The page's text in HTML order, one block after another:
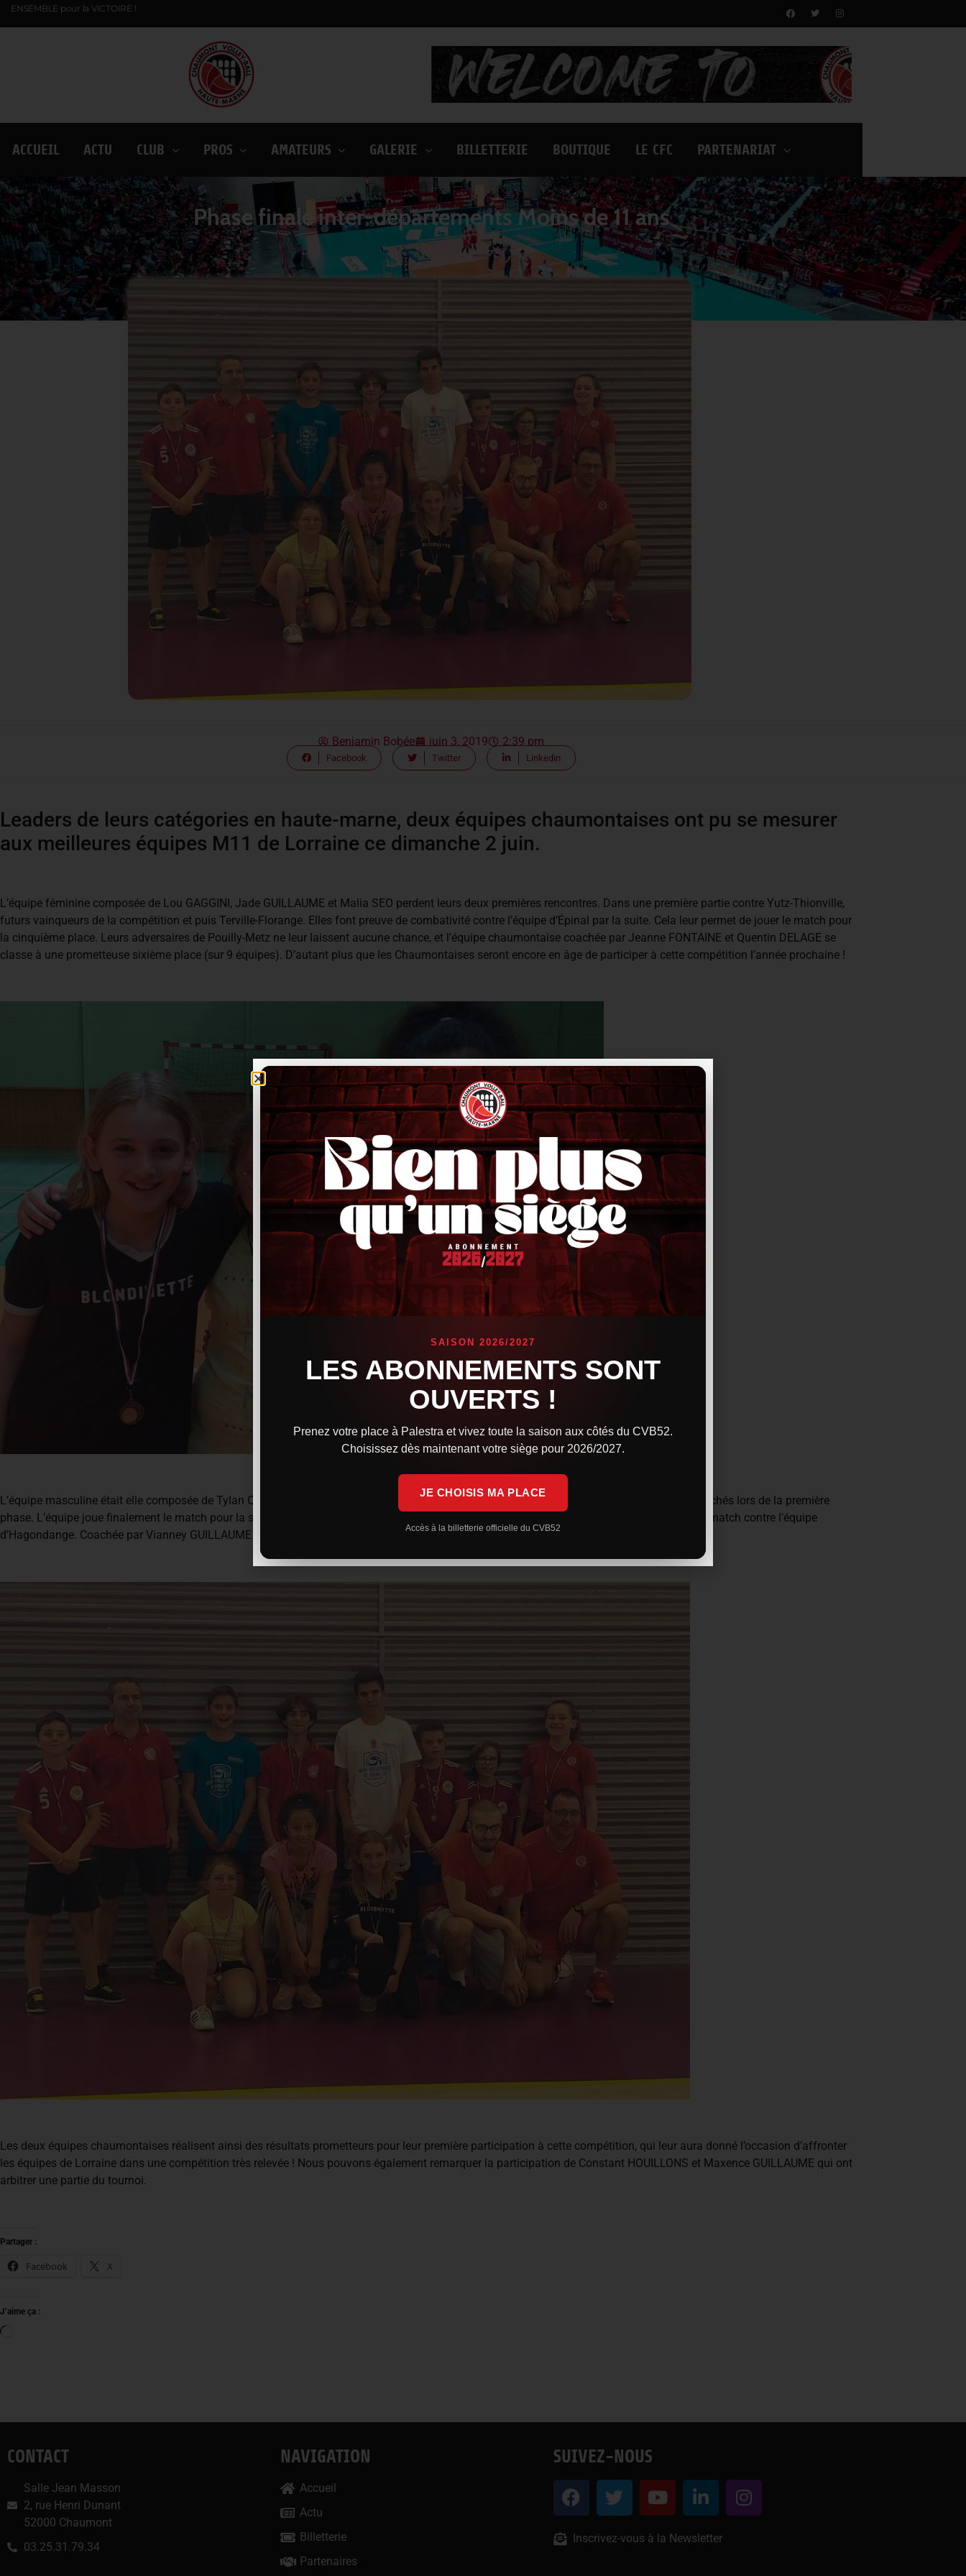
ENSEMBLE pour la VICTOIRE !
ACCUEIL ACTU CLUB PROS AMATEURS GALERIE BILLETTERIE BOUTIQUE LE CFC PARTENARIAT
Phase finale inter-départements Moins de 11 ans
Benjamin Bobée juin 3, 2019 2:39 pm
Facebook Twitter Linkedin
Leaders de leurs catégories en haute-marne, deux équipes chaumontaises ont pu se mesurer
aux meilleures équipes M11 de Lorraine ce dimanche 2 juin.
L’équipe féminine composée de Lou GAGGINI, Jade GUILLAUME et Malia SEO perdent leurs deux premières rencontres. Dans une première partie contre Yutz-Thionville,
futurs vainqueurs de la compétition et puis Terville-Florange. Elles font preuve de combativité contre l’équipe d’Épinal par la suite. Cela leur permet de jouer le match pour
la cinquième place. Leurs adversaires de Pouilly-Metz ne leur laissent aucune chance, et l’équipe chaumontaise coachée par Jeanne FONTAINE et Quentin DELAGE se
classe à une prometteuse sixième place (sur 9 équipes). D’autant plus que les Chaumontaises seront encore en âge de participer à cette compétition l’année prochaine !
L’équipe masculine était elle composée de Tylan OSMANAJ, Émilien HOUILLONS et Anicet LAMBERT. Malgré de nombreux matchs très accrochés lors de la première
phase. L’équipe joue finalement le match pour la septième place (sur 8 équipes) en fin de journée. Les Chaumontais maîtrisent largement ce match contre l’équipe
d’Hagondange. Coachée par Vianney GUILLAUME et Emmanuel LAMBERT, l’équipe prend donc la septième place du tournoi.
Les deux équipes chaumontaises réalisent ainsi des résultats prometteurs pour leur première participation à cette compétition, qui leur aura donné l’occasion d’affronter
les équipes de Lorraine dans une compétition très relevée ! Nous pouvons également remarquer la participation de Constant HOUILLONS et Maxence GUILLAUME qui ont
arbitrer une partie du tournoi.
Partager :
Facebook X
J’aime ça :
CONTACT
Salle Jean Masson
2, rue Henri Dunant
52000 Chaumont
03.25.31.79.34
NAVIGATION
Accueil
Actu
Billetterie
Partenaires
SUIVEZ-NOUS
Inscrivez-vous à la Newsletter
SAISON 2026/2027
LES ABONNEMENTS SONT
OUVERTS !
Prenez votre place à Palestra et vivez toute la saison aux côtés du CVB52.
Choisissez dès maintenant votre siège pour 2026/2027.
JE CHOISIS MA PLACE
Accès à la billetterie officielle du CVB52